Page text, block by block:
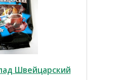
Швейцарский